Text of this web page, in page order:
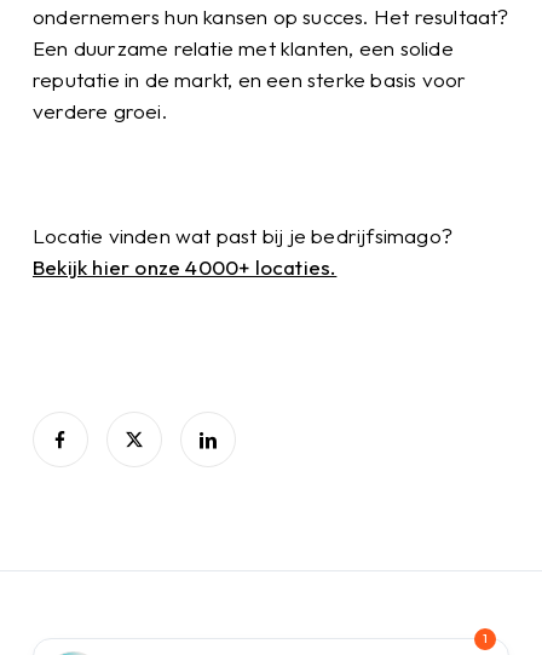
ondernemers hun kansen op succes. Het resultaat?
Een duurzame relatie met klanten, een solide
reputatie in de markt, en een sterke basis voor
verdere groei.
Locatie vinden wat past bij je bedrijfsimago?
Bekijk hier onze 4000+ locaties.
1